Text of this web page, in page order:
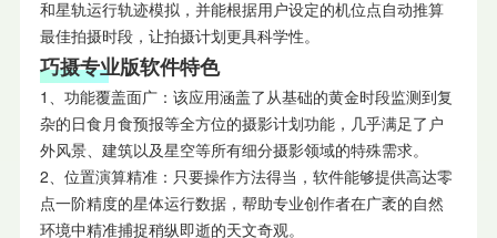
和星轨运行轨迹模拟，并能根据用户设定的机位点自动推算
最佳拍摄时段，让拍摄计划更具科学性。
巧摄专业版软件特色
1、功能覆盖面广：该应用涵盖了从基础的黄金时段监测到复
杂的日食月食预报等全方位的摄影计划功能，几乎满足了户
外风景、建筑以及星空等所有细分摄影领域的特殊需求。
2、位置演算精准：只要操作方法得当，软件能够提供高达零
点一阶精度的星体运行数据，帮助专业创作者在广袤的自然
环境中精准捕捉稍纵即逝的天文奇观。